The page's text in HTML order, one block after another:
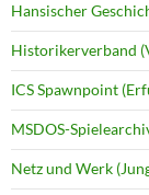
Hansischer
Historikerverband
ICS Spawnpoint
MSDOS-
Netz und Werk